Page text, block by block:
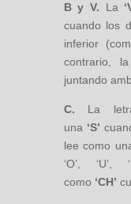
B y V. La
cuando los
inferior
contrario,
juntando
C. La
una ‘S’
lee como
‘O’,
como ‘CH’